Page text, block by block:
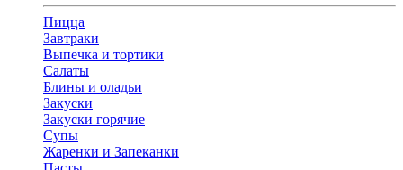
Пицца
Завтраки
Выпечка и тортики
Салаты
Блины и оладьи
Закуски
Закуски горячие
Супы
Жаренки и Запеканки